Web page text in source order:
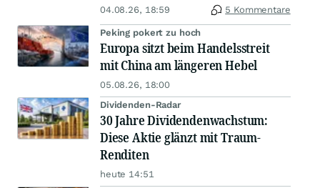
04.08.26, 18:59 5 Kommentare
Peking pokert zu hoch
Europa sitzt beim Handelsstreit
mit China am längeren Hebel
05.08.26, 18:00
Dividenden-Radar
30 Jahre Dividendenwachstum:
Diese Aktie glänzt mit Traum-
Renditen
heute 14:51